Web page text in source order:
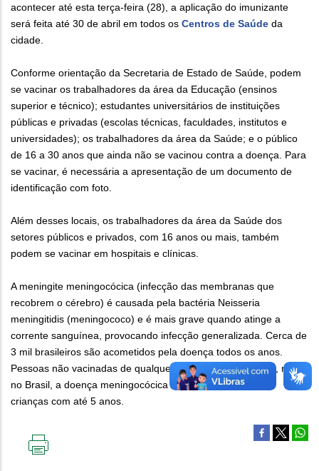
acontecer até esta terça-feira (28), a aplicação do imunizante
será feita até 30 de abril em todos os Centros de Saúde da
cidade.
Conforme orientação da Secretaria de Estado de Saúde, podem
se vacinar os trabalhadores da área da Educação (ensinos
superior e técnico); estudantes universitários de instituições
públicas e privadas (escolas técnicas, faculdades, institutos e
universidades); os trabalhadores da área da Saúde; e o público
de 16 a 30 anos que ainda não se vacinou contra a doença. Para
se vacinar, é necessária a apresentação de um documento de
identificação com foto.
Além desses locais, os trabalhadores da área da Saúde dos
setores públicos e privados, com 16 anos ou mais, também
podem se vacinar em hospitais e clínicas.
A meningite meningocócica (infecção das membranas que
recobrem o cérebro) é causada pela bactéria Neisseria
meningitidis (meningococo) e é mais grave quando atinge a
corrente sanguínea, provocando infecção generalizada. Cerca de
3 mil brasileiros são acometidos pela doença todos os anos.
Pessoas não vacinadas de qualquer idade são vulneráveis, mas,
no Brasil, a doença meningocócica é mais frequente entre
crianças com até 5 anos.